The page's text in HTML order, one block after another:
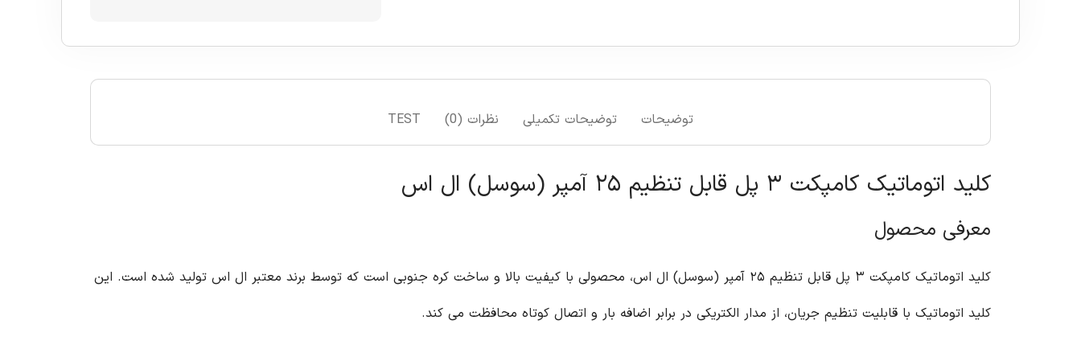
توضیحات توضیحات تکمیلی نظرات (0) TEST
کلید اتوماتیک کامپکت ۳ پل قابل تنظیم ۲۵ آمپر (سوسل) ال اس
معرفی محصول
کلید اتوماتیک کامپکت ۳ پل قابل تنظیم ۲۵ آمپر (سوسل) ال اس، محصولی با کیفیت بالا و ساخت کره جنوبی است که توسط برند معتبر ال اس تولید شده است. این
کلید اتوماتیک با قابلیت تنظیم جریان، از مدار الکتریکی در برابر اضافه بار و اتصال کوتاه محافظت می کند.